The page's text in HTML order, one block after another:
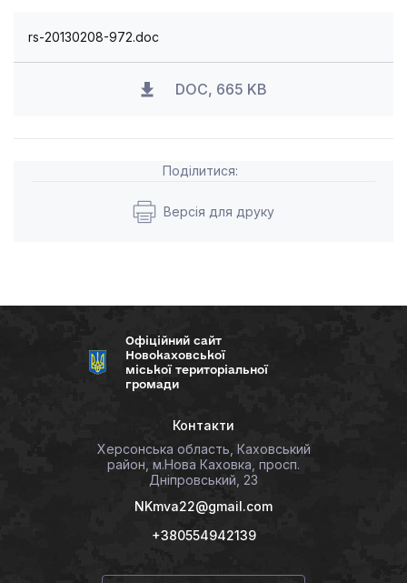
rs-20130208-972.doc
DOC, 665 KB
Поділитися:
Версія для друку
Офіційний сайт
Новокаховської
міської територіальної
громади
Контакти
Херсонська область, Каховський
район, м.Нова Каховка, просп.
Дніпровський, 23
NKmva22@gmail.com
+380554942139